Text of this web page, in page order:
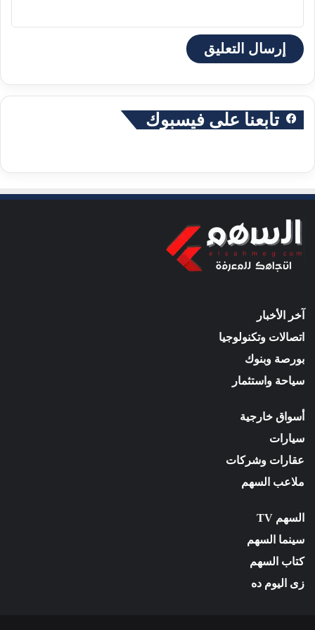
تابعنا على فيسبوك
آخر الأخبار
اتصالات وتكنولوجيا
بورصة وبنوك
سياحة واستثمار
أسواق خارجية
سيارات
عقارات وشركات
ملاعب السهم
السهم TV
سينما السهم
كتاب السهم
زى اليوم ده